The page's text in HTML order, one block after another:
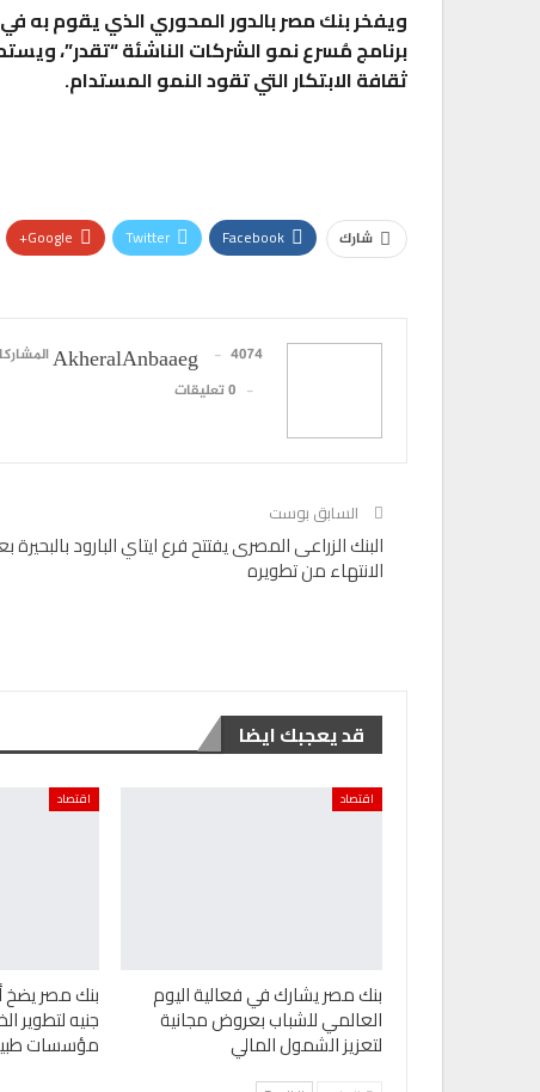
ويفخر بنك مصر بالدور المحوري الذي يقوم
برنامج مُسرع نمو الشركات الناشئة “تقدر”،
ثقافة الابتكار التي تقود النمو المستدام.
شارك Facebook
Twitter
Google+
AkheralAnbaaeg
4074 المشاركات
0 تعليقات
السابق بوست
البنك الزراعى المصرى يفتتح فرع ايتاي البارود بالبحيرة
الانتهاء من تطويره
قد يعجبك ايضا
اقتصاد
بنك مصر يشارك في فعالية اليوم
العالمي للشباب بعروض مجانية
لتعزيز الشمول المالي
اقتصاد
جنيه لتطوير
مؤسسات